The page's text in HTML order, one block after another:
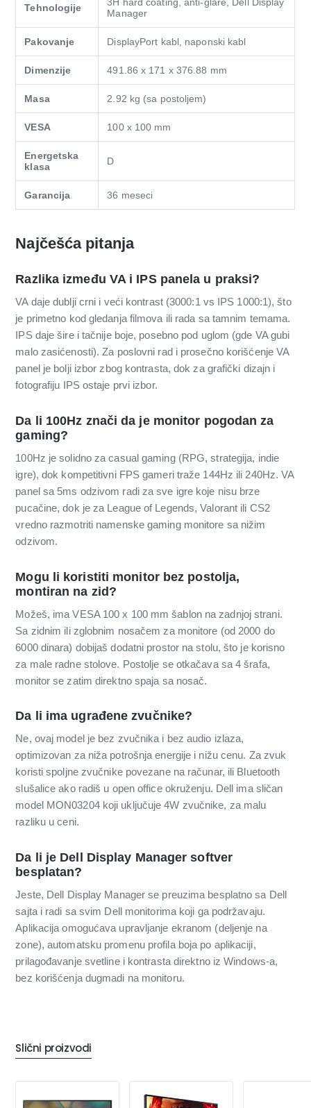
Tehnologije
3H hard coating, anti-glare, Dell Display
Manager
Pakovanje DisplayPort kabl, naponski kabl
Dimenzije 491.86 x 171 x 376.88 mm
Masa 2.92 kg (sa postoljem)
VESA 100 x 100 mm
Energetska
klasa
D
Garancija 36 meseci
Najčešća pitanja
Razlika između VA i IPS panela u praksi?
VA daje dublji crni i veći kontrast (3000:1 vs IPS 1000:1), što
je primetno kod gledanja filmova ili rada sa tamnim temama.
IPS daje šire i tačnije boje, posebno pod uglom (gde VA gubi
malo zasićenosti). Za poslovni rad i prosečno korišćenje VA
panel je bolji izbor zbog kontrasta, dok za grafički dizajn i
fotografiju IPS ostaje prvi izbor.
Da li 100Hz znači da je monitor pogodan za
gaming?
100Hz je solidno za casual gaming (RPG, strategija, indie
igre), dok kompetitivni FPS gameri traže 144Hz ili 240Hz. VA
panel sa 5ms odzivom radi za sve igre koje nisu brze
pucačine, dok je za League of Legends, Valorant ili CS2
vredno razmotriti namenske gaming monitore sa nižim
odzivom.
Mogu li koristiti monitor bez postolja,
montiran na zid?
Možeš, ima VESA 100 x 100 mm šablon na zadnjoj strani.
Sa zidnim ili zglobnim nosačem za monitore (od 2000 do
6000 dinara) dobijaš dodatni prostor na stolu, što je korisno
za male radne stolove. Postolje se otkačava sa 4 šrafa,
monitor se zatim direktno spaja sa nosač.
Da li ima ugrađene zvučnike?
Ne, ovaj model je bez zvučnika i bez audio izlaza,
optimizovan za niža potrošnja energije i nižu cenu. Za zvuk
koristi spoljne zvučnike povezane na računar, ili Bluetooth
slušalice ako radiš u open office okruženju. Dell ima sličan
model MON03204 koji uključuje 4W zvučnike, za malu
razliku u ceni.
Da li je Dell Display Manager softver
besplatan?
Jeste, Dell Display Manager se preuzima besplatno sa Dell
sajta i radi sa svim Dell monitorima koji ga podržavaju.
Aplikacija omogućava upravljanje ekranom (deljenje na
zone), automatsku promenu profila boja po aplikaciji,
prilagođavanje svetline i kontrasta direktno iz Windows-a,
bez korišćenja dugmadi na monitoru.
Slični proizvodi